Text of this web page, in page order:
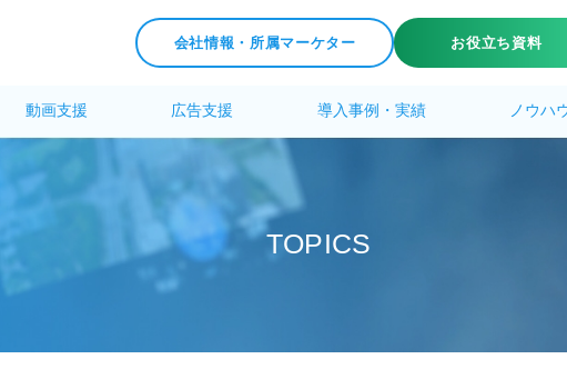
会社情報・所属マーケター お役立ち資料
動画支援 広告支援 導入事例・実績 ノウハ
TOPICS